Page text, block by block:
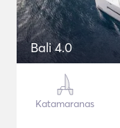
Bali 4.0
Katamaranas